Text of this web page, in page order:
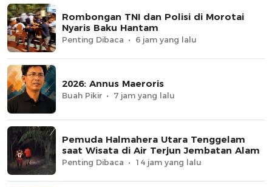
Rombongan TNI dan Polisi di Morotai
Nyaris Baku Hantam
Penting Dibaca 6 jam yang lalu
2026: Annus Maeroris
Buah Pikir 7 jam yang lalu
Pemuda Halmahera Utara Tenggelam
saat Wisata di Air Terjun Jembatan Alam
Penting Dibaca 14 jam yang lalu